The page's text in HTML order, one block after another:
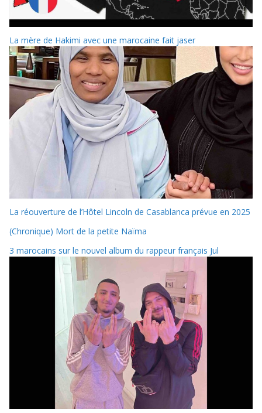
La mère de Hakimi avec une marocaine fait jaser
La réouverture de l’Hôtel Lincoln de Casablanca prévue en 2025
(Chronique) Mort de la petite Naïma
3 marocains sur le nouvel album du rappeur français Jul